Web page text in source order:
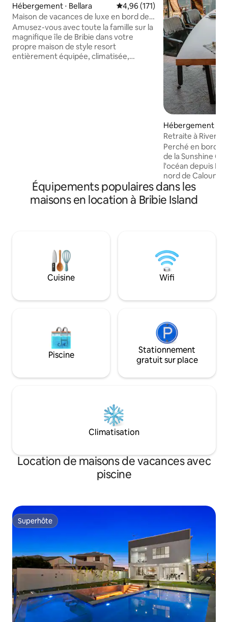
Hébergement ⋅ Bellara Évaluation moyenne sur la
4,96 (171)
Maison de vacances de luxe en bord de
mer à Bribie - Table de billard
Amusez-vous avec toute la famille sur la
magnifique île de Bribie dans votre
propre maison de style resort
entièrement équipée, climatisée,
air et plus encore !
Hébergement ⋅
Retraite à
Perché en
de la Sunshine
l'océan depuis
nord de
de collines
de pâturages
des bœufs wagyu
fraîches à cette
comprend 2
bois de
frais pour
hygiénique
Équipements populaires dans les
maisons en location à Bribie Island
Cuisine Wifi
Piscine
Stationnement
gratuit sur place
Climatisation
Location de maisons de vacances avec
piscine
Superhôte
Superhôte